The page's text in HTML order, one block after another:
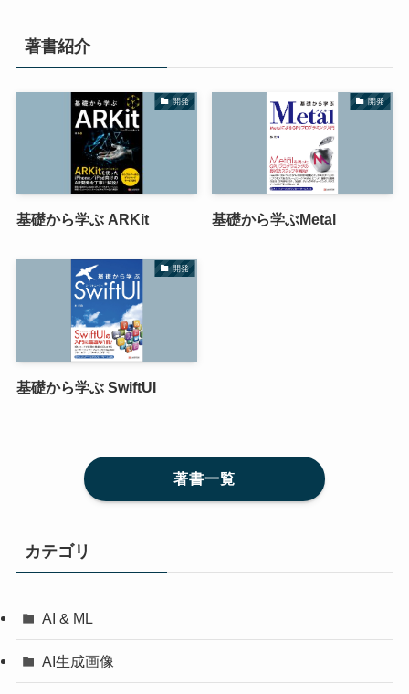
著書紹介
開発
基礎から学ぶ ARKit
開発
基礎から学ぶMetal
開発
基礎から学ぶ SwiftUI
著書一覧
カテゴリ
AI & ML
AI生成画像